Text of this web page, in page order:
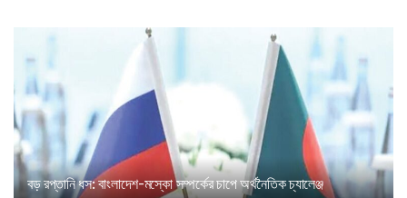
বড় রপ্তানি ধস: বাংলাদেশ-মস্কো সম্পর্কের চাপে অর্থনৈতিক চ্যালেঞ্জ